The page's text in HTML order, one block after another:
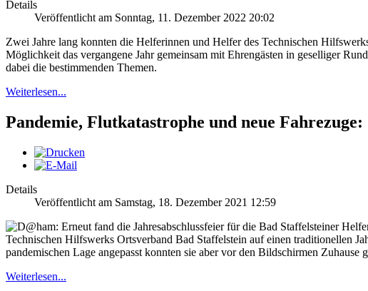
Details
Veröffentlicht am Sonntag, 11. Dezember 2022 20:02
Zwei Jahre lang konnten die Helferinnen und Helfer des Technischen
Möglichkeit das vergangene Jahr gemeinsam mit Ehrengästen in geselliger
dabei die bestimmenden Themen.
Weiterlesen...
Pandemie, Flutkatastrophe und neue Fahrezuge:
Details
Veröffentlicht am Samstag, 18. Dezember 2021 12:59
Technischen Hilfswerks Ortsverband Bad Staffelstein auf einen traditionellen
pandemischen Lage angepasst konnten sie aber vor den Bildschirmen
Weiterlesen...